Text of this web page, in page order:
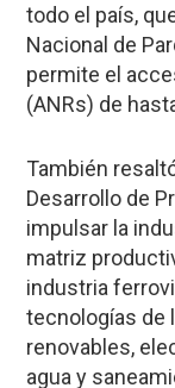
todo el país,
Nacional de
permite el
(ANRs) de
También
Desarrollo de
impulsar la
matriz
industria
tecnologías de
renovables,
agua y